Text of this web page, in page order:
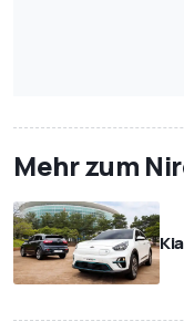
Mehr zum